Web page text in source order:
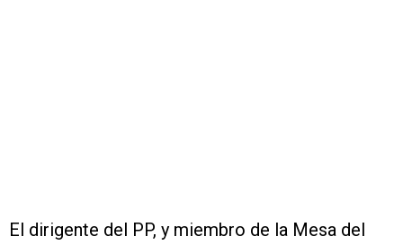
El dirigente del PP, y miembro de la Mesa del